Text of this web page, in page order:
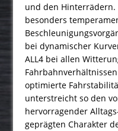
und den
besonders
bei dynamischer
ALL4 bei allen
optimierte
unterstreicht so den
hervorragender
geprägten Charakter